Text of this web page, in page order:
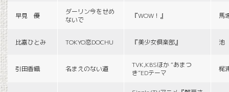
早見 優
ダーリン今をせめ
ないで
『WOW！』 馬
比嘉ひとみ TOKYO恋DOCHU 『美少女倶楽部』 池
引田香織 名まえのない道
TVK,KBSほか “あまつ
き”EDテーマ
梶